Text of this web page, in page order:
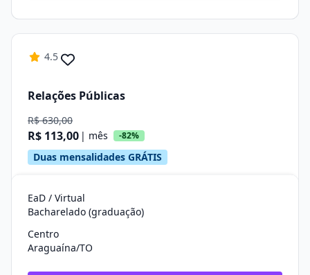
4.5
Relações Públicas
R$ 630,00
R$ 113,00 | mês -82%
Duas mensalidades GRÁTIS
EaD / Virtual
Bacharelado (graduação)
Centro
Araguaína/TO